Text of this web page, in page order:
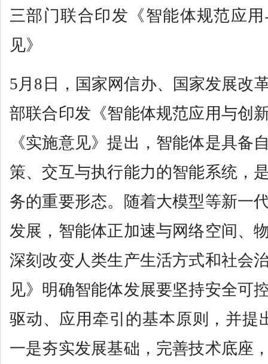
三部门联合印发《智能体规范应
见》
5月8日，国家网信办、国家发展改
部联合印发《智能体规范应用与创
《实施意见》提出，智能体是具备
策、交互与执行能力的智能系统，
务的重要形态。随着大模型等新一
发展，智能体正加速与网络空间、
深刻改变人类生产生活方式和社会
见》明确智能体发展要坚持安全可
驱动、应用牵引的基本原则，并提
一是夯实发展基础，完善技术底座